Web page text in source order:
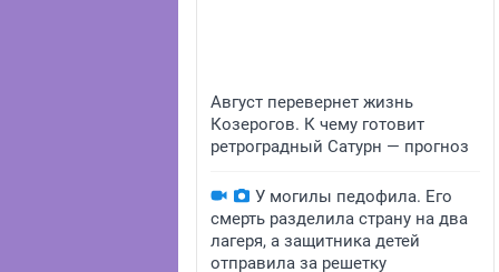
Август перевернет жизнь
Козерогов. К чему готовит
ретроградный Сатурн — прогноз
У могилы педофила. Его
смерть разделила страну на два
лагеря, а защитника детей
отправила за решетку